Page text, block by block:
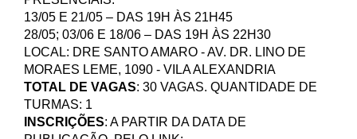
13/05 E 21/05 – DAS 19H ÀS 21H45
28/05; 03/06 E 18/06 – DAS 19H ÀS 22H30
LOCAL: DRE SANTO AMARO - AV. DR. LINO DE
MORAES LEME, 1090 - VILA ALEXANDRIA
TOTAL DE VAGAS: 30VAGAS. QUANTIDADE DE
TURMAS: 1
INSCRIÇÕES: A PARTIR DA DATA DE